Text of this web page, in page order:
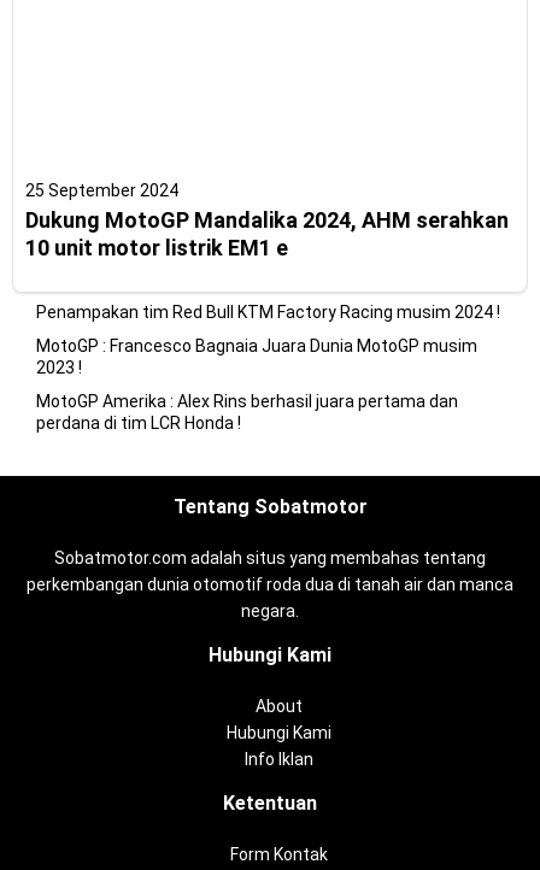
25 September 2024
Dukung MotoGP Mandalika 2024, AHM serahkan
10 unit motor listrik EM1 e
Penampakan tim Red Bull KTM Factory Racing musim 2024 !
MotoGP : Francesco Bagnaia Juara Dunia MotoGP musim
2023 !
MotoGP Amerika : Alex Rins berhasil juara pertama dan
perdana di tim LCR Honda !
Tentang Sobatmotor
Sobatmotor.com adalah situs yang membahas tentang
perkembangan dunia otomotif roda dua di tanah air dan manca
negara.
Hubungi Kami
About
Hubungi Kami
Info Iklan
Ketentuan
Form Kontak